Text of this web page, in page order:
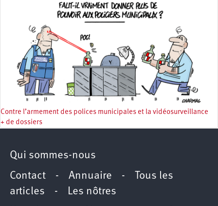
Contre l’armement des polices municipales et la vidéosurveillance
+ de dossiers
Qui sommes-nous
Contact - Annuaire -
Tous les
articles - Les nôtres